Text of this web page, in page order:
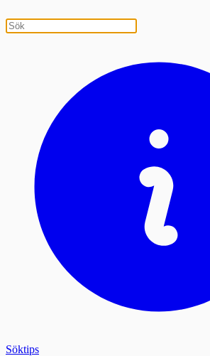
Söktips